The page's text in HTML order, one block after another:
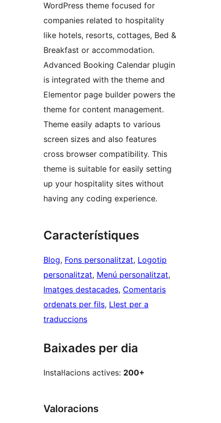
WordPress theme focused for
companies related to hospitality
like hotels, resorts, cottages, Bed &
Breakfast or accommodation.
Advanced Booking Calendar plugin
is integrated with the theme and
Elementor page builder powers the
theme for content management.
Theme easily adapts to various
screen sizes and also features
cross browser compatibility. This
theme is suitable for easily setting
up your hospitality sites without
having any coding experience.
Característiques
Blog, Fons personalitzat, Logotip
personalitzat, Menú personalitzat
Imatges destacades, Comentaris
ordenats per fils, Llest per a
traduccions
Baixades per dia
Instal·lacions actives: 200+
Valoracions